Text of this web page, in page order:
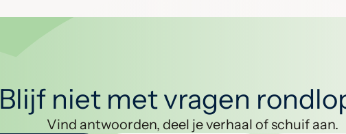
Blijf niet met vragen
Vind antwoorden, deel je verhaal of schuif aan.